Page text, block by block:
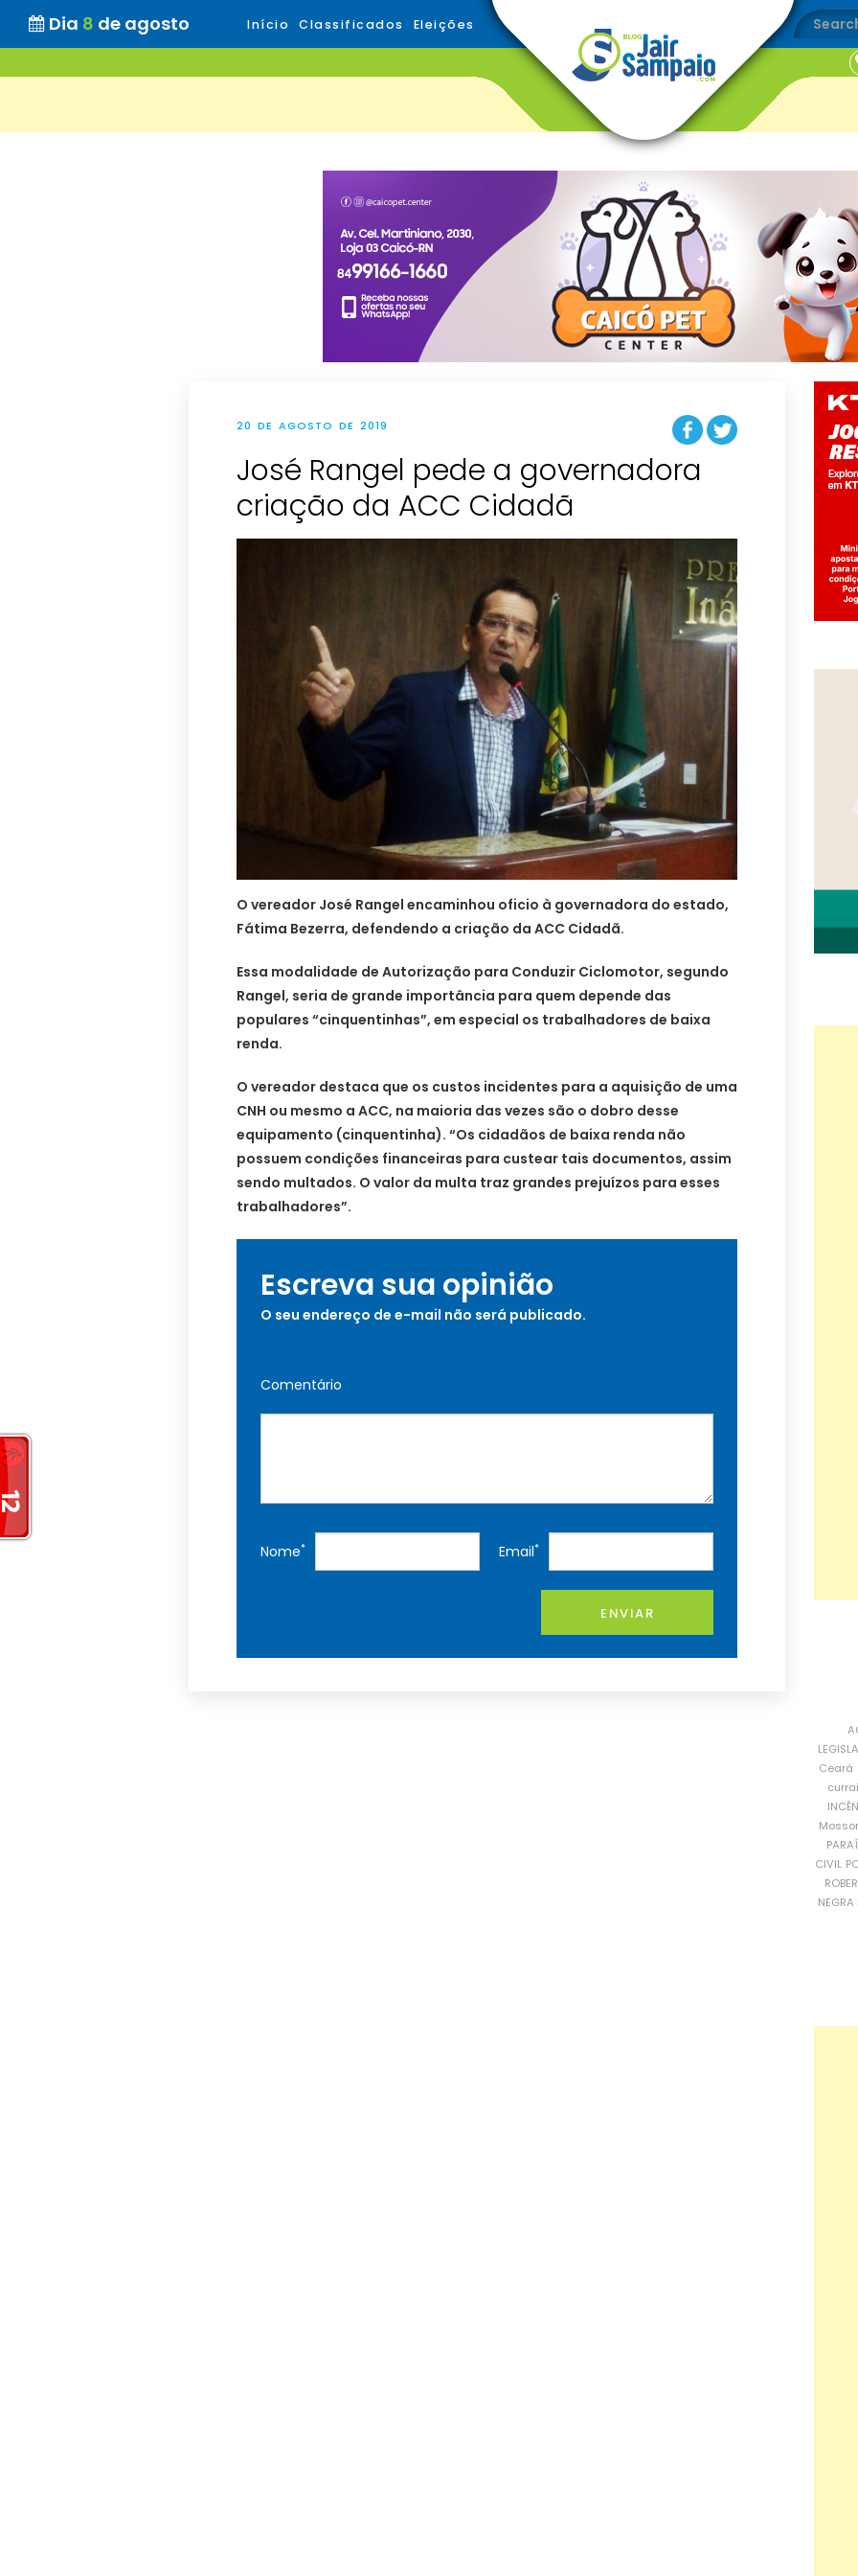
Dia 8 de agosto Início Classificados Eleições
20 DE AGOSTO DE 2019
José Rangel pede a governadora
criação da ACC Cidadã
O vereador José Rangel encaminhou oficio à governadora do estado,
Fátima Bezerra, defendendo a criação da ACC Cidadã.
Essa modalidade de Autorização para Conduzir Ciclomotor, segundo
Rangel, seria de grande importância para quem depende das
populares “cinquentinhas”, em especial os trabalhadores de baixa
renda.
O vereador destaca que os custos incidentes para a aquisição de uma
CNH ou mesmo a ACC, na maioria das vezes são o dobro desse
equipamento (cinquentinha). “Os cidadãos de baixa renda não
possuem condições financeiras para custear tais documentos, assim
sendo multados. O valor da multa traz grandes prejuízos para esses
trabalhadores”.
Escreva sua opinião
O seu endereço de e-mail não será publicado.
Comentário
Nome* Email*
ENVIAR
Ceará
CIVIL
NEGRA